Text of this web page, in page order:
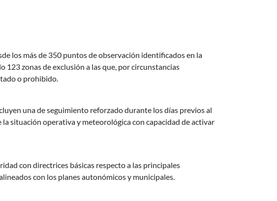
los más de 350 puntos de observación identificados en la
123 zonas de exclusión a las que, por circunstancias
o prohibido.
una de seguimiento reforzado durante los días previos al
situación operativa y meteorológica con capacidad de activar
con directrices básicas respecto a las principales
con los planes autonómicos y municipales.